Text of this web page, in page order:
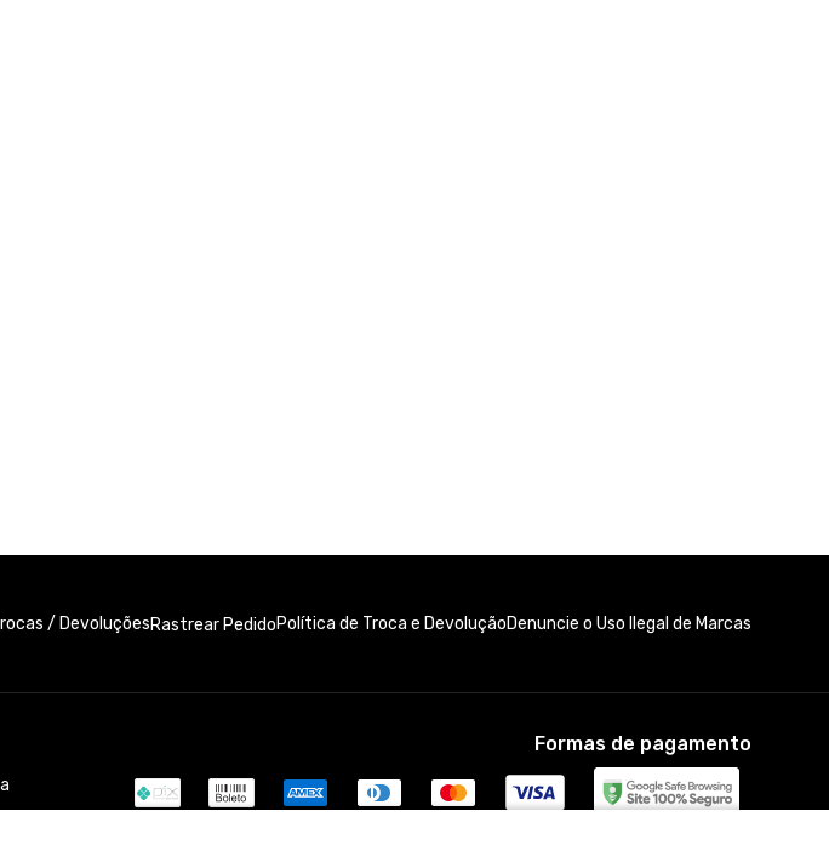
/ DevoluçõesRastrear PedidoPolítica de Troca e DevoluçãoDenuncie o Uso Ilegal de Marcas
Formas de pagamento